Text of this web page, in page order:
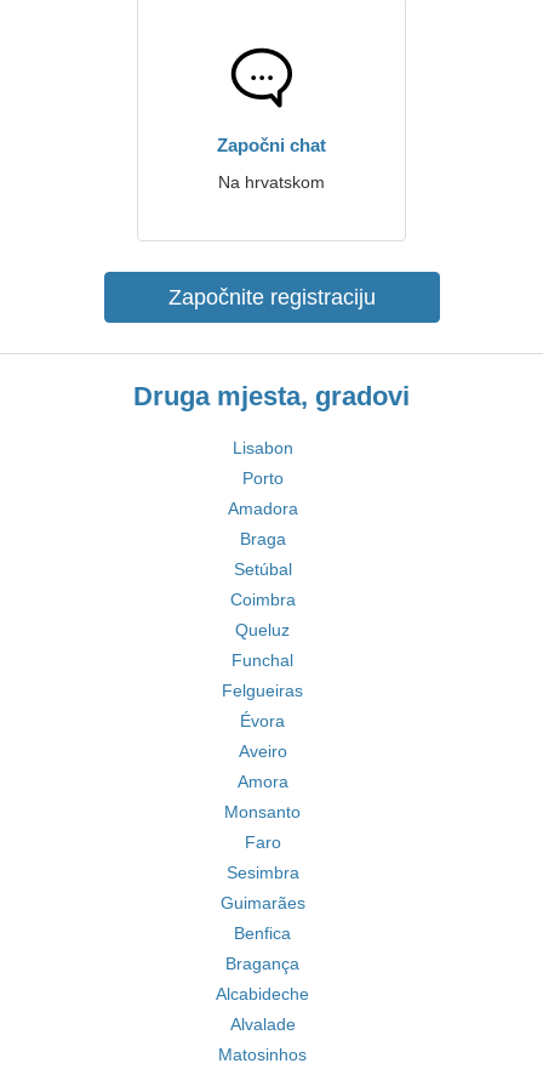
Započni chat
Na hrvatskom
Započnite registraciju
Druga mjesta, gradovi
Lisabon
Porto
Amadora
Braga
Setúbal
Coimbra
Queluz
Funchal
Felgueiras
Évora
Aveiro
Amora
Monsanto
Faro
Sesimbra
Guimarães
Benfica
Bragança
Alcabideche
Alvalade
Matosinhos